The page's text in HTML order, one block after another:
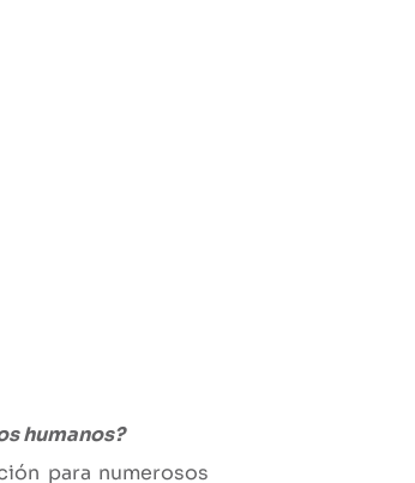
humanos?
para numerosos